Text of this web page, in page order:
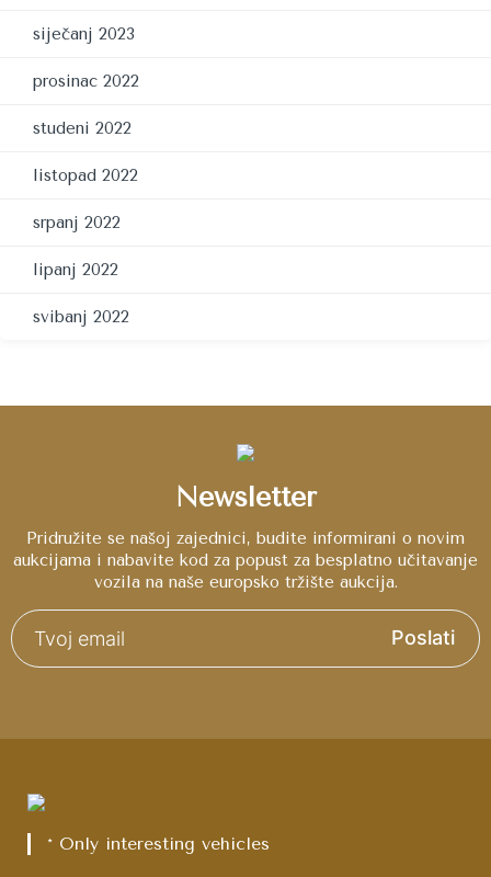
siječanj 2023
prosinac 2022
studeni 2022
listopad 2022
srpanj 2022
lipanj 2022
svibanj 2022
Newsletter
Pridružite se našoj zajednici, budite informirani o novim
aukcijama i nabavite kod za popust za besplatno učitavanje
vozila na naše europsko tržište aukcija.
Poslati
* Only interesting vehicles